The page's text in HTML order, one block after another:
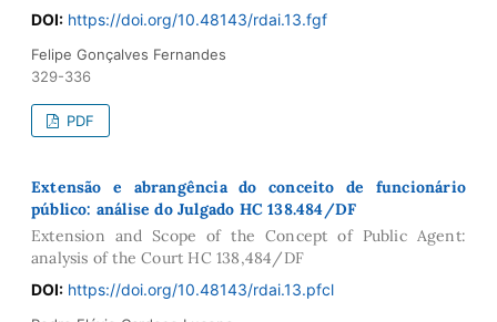
DOI: https://doi.org/10.48143/rdai.13.fgf
Felipe Gonçalves Fernandes
329-336
PDF
Extensão e abrangência do conceito de funcionário
público: análise do Julgado HC 138.484/DF
Extension and Scope of the Concept of Public Agent:
analysis of the Court HC 138,484/DF
DOI: https://doi.org/10.48143/rdai.13.pfcl